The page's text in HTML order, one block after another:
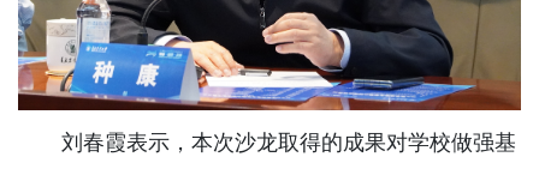
刘春霞表示，本次沙龙取得的成果对学校做强基